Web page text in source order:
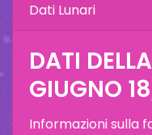
Dati Lunari
DATI
GIUGNO
Informazioni sulla